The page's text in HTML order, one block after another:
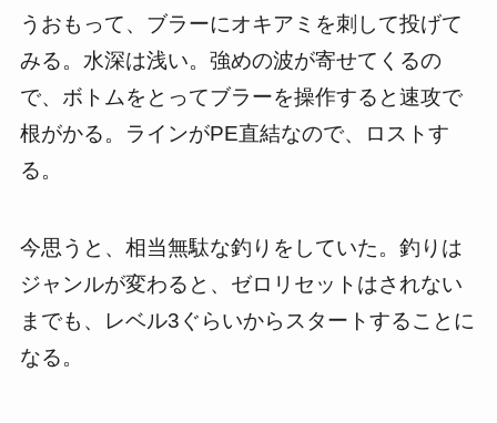
うおもって、ブラーにオキアミを刺して投げて
みる。水深は浅い。強めの波が寄せてくるの
で、ボトムをとってブラーを操作すると速攻で
根がかる。ラインがPE直結なので、ロストす
る。
今思うと、相当無駄な釣りをしていた。釣りは
ジャンルが変わると、ゼロリセットはされない
までも、レベル3ぐらいからスタートすることに
なる。